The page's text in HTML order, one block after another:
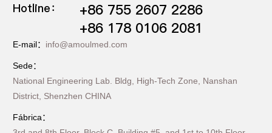
Hotline：
+86 755 2607 2286
+86 178 0106 2081
E-mail： info@amoulmed.com
Sede：
National Engineering Lab. Bldg, High-Tech Zone, Nanshan
District, Shenzhen CHINA
Fábrica：